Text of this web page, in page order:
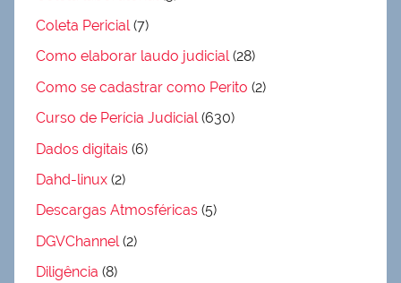
Coleta Pericial(7)
Como elaborar laudo judicial(28)
Como se cadastrar como Perito (2)
Curso de Perícia Judicial(630)
Dados digitais (6)
Dahd-linux (2)
Descargas Atmosféricas (5)
DGVChannel (2)
Diligência (8)